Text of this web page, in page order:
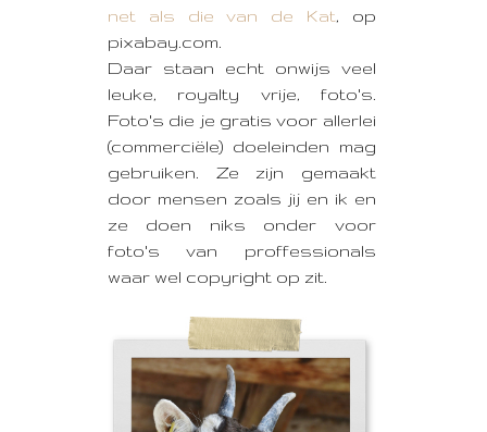
net als die van de Kat, op
pixabay.com.
Daar staan echt onwijs veel
leuke, royalty vrije, foto's.
Foto's die je gratis voor allerlei
(commerciële) doeleinden mag
gebruiken. Ze zijn gemaakt
door mensen zoals jij en ik en
ze doen niks onder voor
foto's van proffessionals
waar wel copyright op zit.